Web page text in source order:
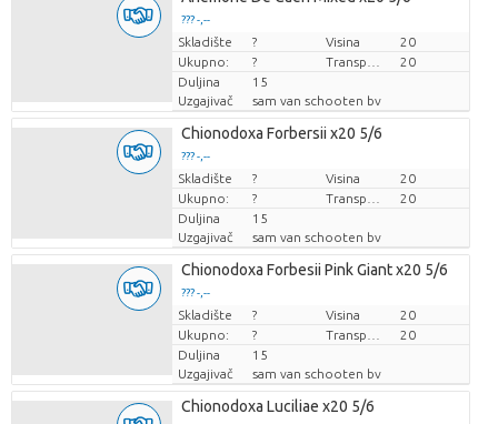
??? -,--
Cijena po komadu
Skladište ? Visina
20
Ukupno:
?
20
Duljina
15
Uzgajivač
sam van schooten bv
Chionodoxa Forbersii x20 5/6
??? -,--
Cijena po komadu
Skladište ? Visina
20
Ukupno:
?
20
Duljina
15
Uzgajivač
sam van schooten bv
Chionodoxa Forbesii Pink Giant x20 5/6
??? -,--
Cijena po komadu
Skladište ? Visina
20
Ukupno:
?
20
Duljina
15
Uzgajivač
sam van schooten bv
Chionodoxa Luciliae x20 5/6